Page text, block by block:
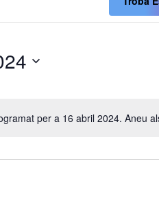
Avís
per a 16 abril 2024. Aneu